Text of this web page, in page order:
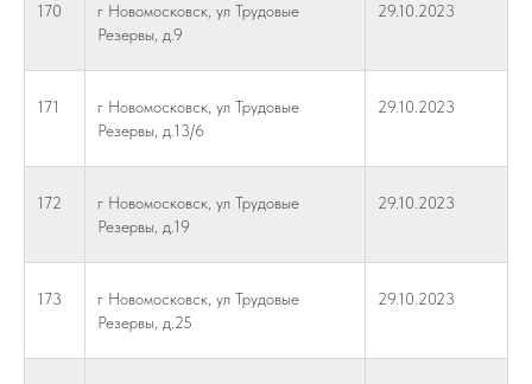
170
г Новомосковск, ул Трудовые
Резервы, д.9
29.10.2023
171
г Новомосковск, ул Трудовые
Резервы, д.13/6
29.10.2023
172
г Новомосковск, ул Трудовые
Резервы, д.19
29.10.2023
173
г Новомосковск, ул Трудовые
Резервы, д.25
29.10.2023